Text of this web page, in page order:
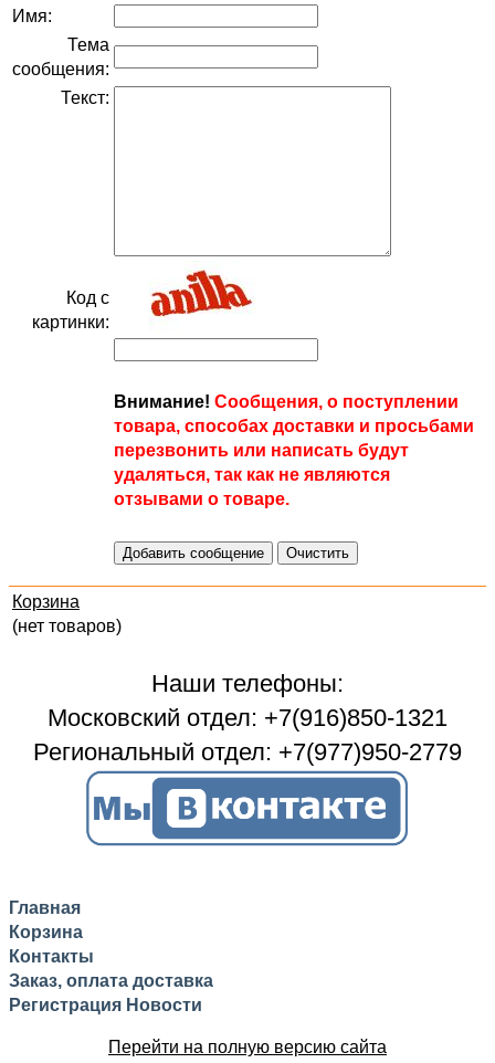
Имя:
Тема
сообщения:
Текст:
Код с
картинки:
Внимание! Сообщения, о поступлении
товара, способах доставки и просьбами
перезвонить или написать будут
удаляться, так как не являются
отзывами о товаре.
Корзина
(нет товаров)
Наши телефоны:
Московский отдел: +7(916)850-1321
Региональный отдел: +7(977)950-2779
Главная
Корзина
Контакты
Заказ, оплата доставка
Регистрация Новости
Перейти на полную версию сайта